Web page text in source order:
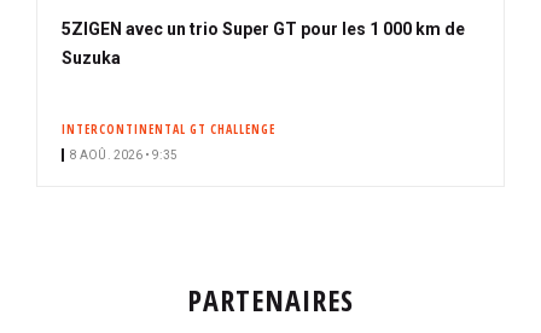
5ZIGEN avec un trio Super GT pour les 1 000 km de
Suzuka
INTERCONTINENTAL GT CHALLENGE
8 AOÛ. 2026 • 9:35
PARTENAIRES